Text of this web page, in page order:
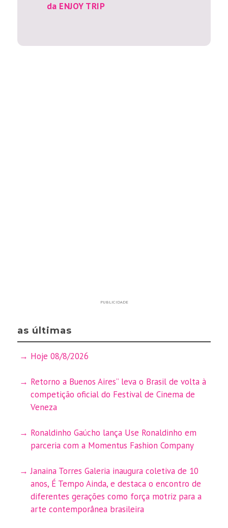
da ENJOY TRIP
PUBLICIDADE
as últimas
Hoje 08/8/2026
Retorno a Buenos Aires” leva o Brasil de volta à
competição oficial do Festival de Cinema de
Veneza
Ronaldinho Gaúcho lança Use Ronaldinho em
parceria com a Momentus Fashion Company
Janaina Torres Galeria inaugura coletiva de 10
anos, É Tempo Ainda, e destaca o encontro de
diferentes gerações como força motriz para a
arte contemporânea brasileira